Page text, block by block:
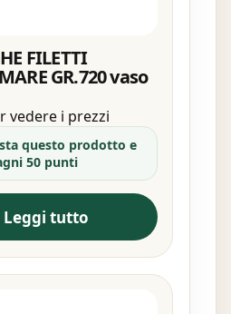
FILETTI
GR.720 vaso
vedere i prezzi
questo prodotto e
50 punti
Leggi tutto